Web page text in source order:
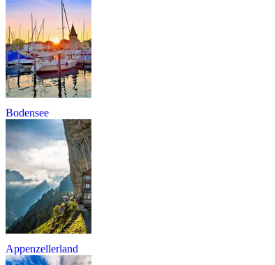
Bodensee
Appenzellerland